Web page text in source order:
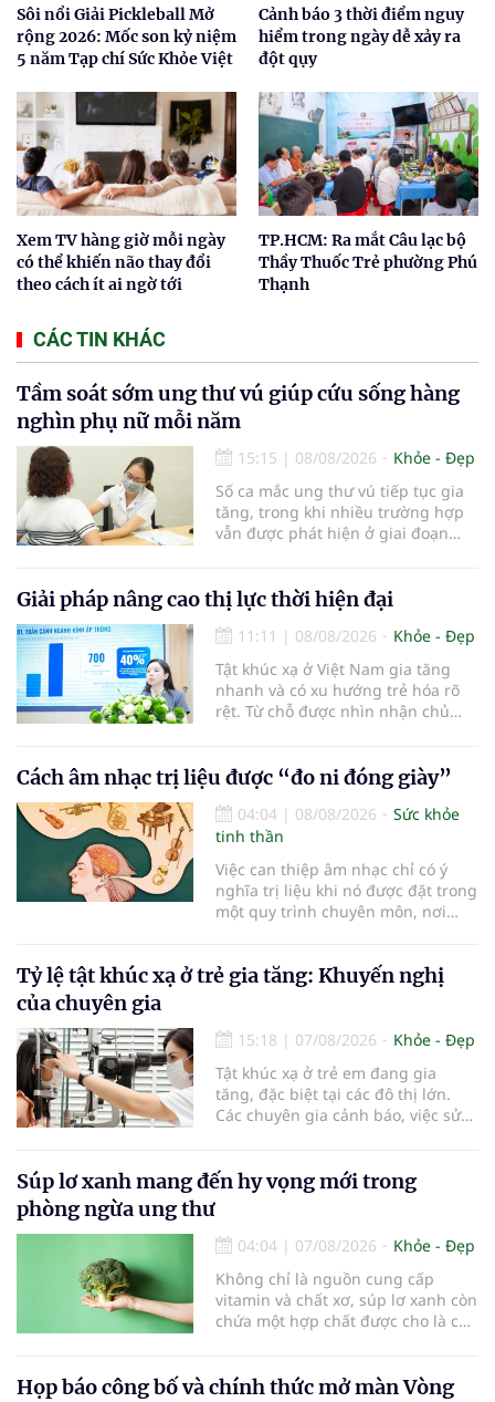
Sôi nổi Giải Pickleball Mở
rộng 2026: Mốc son kỷ niệm
5 năm Tạp chí Sức Khỏe Việt
Cảnh báo 3 thời điểm nguy
hiểm trong ngày dễ xảy ra
đột qụy
Xem TV hàng giờ mỗi ngày
có thể khiến não thay đổi
theo cách ít ai ngờ tới
TP.HCM: Ra mắt Câu lạc bộ
Thầy Thuốc Trẻ phường Phú
Thạnh
CÁC TIN KHÁC
Tầm soát sớm ung thư vú giúp cứu sống hàng
nghìn phụ nữ mỗi năm
15:15 | 08/08/2026
Khỏe - Đẹp
Số ca mắc ung thư vú tiếp tục gia
tăng, trong khi nhiều trường hợp
vẫn được phát hiện ở giai đoạn
hiện sớm ung thư vú, hướng tới
mục tiêu giảm trung bình 2,5% tỷ
lệ tử vong do ung thư vú mỗi năm.
Giải pháp nâng cao thị lực thời hiện đại
11:11 | 08/08/2026
Khỏe - Đẹp
Tật khúc xạ ở Việt Nam gia tăng
nhanh và có xu hướng trẻ hóa rõ
rệt. Từ chỗ được nhìn nhận chủ
khác đang mở rộng nhanh sang
nhóm học sinh cuối cấp, sinh viên
và người lao động trẻ tại khu vực
đô thị.
Cách âm nhạc trị liệu được “đo ni đóng giày”
04:04 | 08/08/2026
Sức khỏe
tinh thần
Việc can thiệp âm nhạc chỉ có ý
nghĩa trị liệu khi nó được đặt trong
một quy trình chuyên môn, nơi
nhân…
Tỷ lệ tật khúc xạ ở trẻ gia tăng: Khuyến nghị
của chuyên gia
15:18 | 07/08/2026
Khỏe - Đẹp
Tật khúc xạ ở trẻ em đang gia
tăng, đặc biệt tại các đô thị lớn.
Các chuyên gia cảnh báo, việc sử
trường học tập chưa đạt chuẩn
đang khiến tình trạng cận thị ngày
của gia đình, nhà trường và ngành
y tế để bảo vệ đôi mắt của thế hệ
tương lai.
Súp lơ xanh mang đến hy vọng mới trong
phòng ngừa ung thư
04:04 | 07/08/2026
Khỏe - Đẹp
Không chỉ là nguồn cung cấp
vitamin và chất xơ, súp lơ xanh còn
chứa một hợp chất được cho là có
Họp báo công bố và chính thức mở màn Vòng